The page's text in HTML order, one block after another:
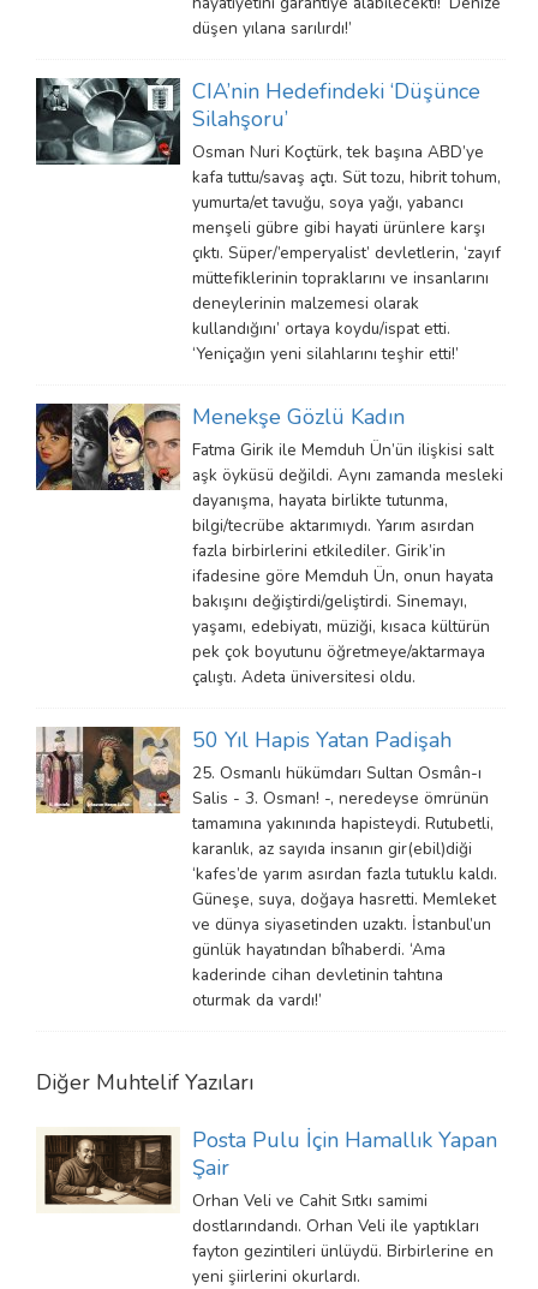
düşen yılana sarılırdı!’
CIA’nin Hedefindeki ‘Düşünce
Silahşoru’
Osman Nuri Koçtürk, tek başına ABD’ye
kafa tuttu/savaş açtı. Süt tozu, hibrit tohum,
yumurta/et tavuğu, soya yağı, yabancı
menşeli gübre gibi hayati ürünlere karşı
çıktı. Süper/’emperyalist’ devletlerin, ‘zayıf
müttefiklerinin topraklarını ve insanlarını
deneylerinin malzemesi olarak
kullandığını’ ortaya koydu/ispat etti.
‘Yeniçağın yeni silahlarını teşhir etti!’
Menekşe Gözlü Kadın
Fatma Girik ile Memduh Ün’ün ilişkisi salt
aşk öyküsü değildi. Aynı zamanda mesleki
dayanışma, hayata birlikte tutunma,
bilgi/tecrübe aktarımıydı. Yarım asırdan
fazla birbirlerini etkilediler. Girik’in
ifadesine göre Memduh Ün, onun hayata
bakışını değiştirdi/geliştirdi. Sinemayı,
yaşamı, edebiyatı, müziği, kısaca kültürün
pek çok boyutunu öğretmeye/aktarmaya
çalıştı. Adeta üniversitesi oldu.
50 Yıl Hapis Yatan Padişah
25. Osmanlı hükümdarı Sultan Osmân-ı
Salis - 3. Osman! -, neredeyse ömrünün
tamamına yakınında hapisteydi. Rutubetli,
karanlık, az sayıda insanın gir(ebil)diği
‘kafes’de yarım asırdan fazla tutuklu kaldı.
Güneşe, suya, doğaya hasretti. Memleket
ve dünya siyasetinden uzaktı. İstanbul’un
günlük hayatından bîhaberdi. ‘Ama
kaderinde cihan devletinin tahtına
oturmak da vardı!’
Diğer Muhtelif Yazıları
Posta Pulu İçin Hamallık Yapan
Şair
Orhan Veli ve Cahit Sıtkı samimi
dostlarındandı. Orhan Veli ile yaptıkları
fayton gezintileri ünlüydü. Birbirlerine en
yeni şiirlerini okurlardı.